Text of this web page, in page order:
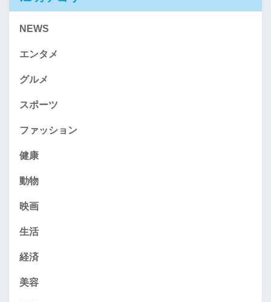
NEWS
エンタメ
グルメ
スポーツ
ファッション
健康
動物
映画
生活
経済
美容